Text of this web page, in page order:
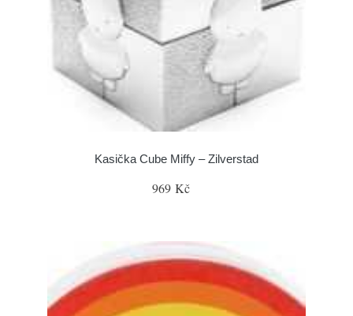
Kasička Cube Miffy – Zilverstad
969 Kč